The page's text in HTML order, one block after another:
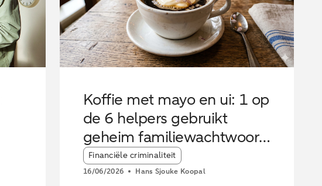
Koffie met mayo en ui: 1 op
de 6 helpers gebruikt
geheim familiewachtwoord
tegen oplichters
Article tags:
Financiële criminaliteit
16/06/2026 Hans Sjouke Koopal